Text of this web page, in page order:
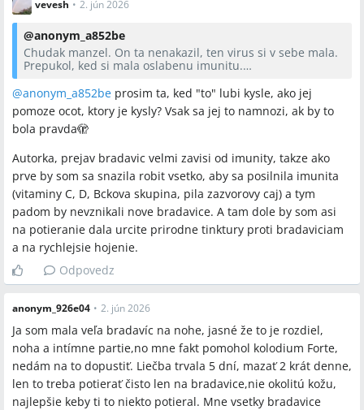
vevesh • 2. jún 2026
@anonym_a852be
Chudak manzel. On ta nenakazil, ten virus si v sebe mala.
Prepukol, ked si mala oslabenu imunitu.
to potri sem tam octom.
Malo by to pomoct, aj ked uz su vyrastky väcsie. Nema to
rado zasadite prostredie, naopak lubi kysle.
@anonym_a852be prosim ta, ked "to" lubi kysle, ako jej
pomoze ocot, ktory je kysly? Vsak sa jej to namnozi, ak by to
bola pravda🫣
Autorka, prejav bradavic velmi zavisi od imunity, takze ako
prve by som sa snazila robit vsetko, aby sa posilnila imunita
(vitaminy C, D, Bckova skupina, pila zazvorovy caj) a tym
padom by nevznikali nove bradavice. A tam dole by som asi
na potieranie dala urcite prirodne tinktury proti bradaviciam
a na rychlejsie hojenie.
Odpovedz
anonym_926e04 • 2. jún 2026
Ja som mala veľa bradavíc na nohe, jasné že to je rozdiel,
noha a intímne partie,no mne fakt pomohol kolodium Forte,
nedám na to dopustiť. Liečba trvala 5 dní, mazať 2 krát denne,
len to treba potierať čisto len na bradavice,nie okolitú kožu,
najlepšie keby ti to niekto potieral. Mne vsetky bradavice